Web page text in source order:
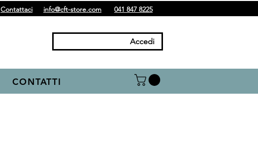
Contattaci info@cft-store.com 041 847 8225
Accedi
CONTATTI